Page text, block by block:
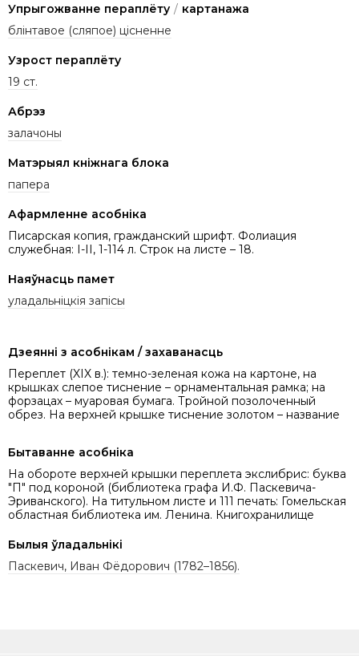
Упрыгожванне пераплёту / картанажа
блінтавое (сляпое) цісненне
Узрост пераплёту
19 ст.
Абрэз
залачоны
Матэрыял кніжнага блока
папера
Афармленне асобніка
Писарская копия, гражданский шрифт. Фолиация
служебная: I-II, 1-114 л. Строк на листе – 18.
Наяўнасць памет
уладальніцкія запісы
Дзеянні з асобнікам / захаванасць
Переплет (XIX в.): темно-зеленая кожа на картоне, на
крышках слепое тиснение – орнаментальная рамка; на
форзацах – муаровая бумага. Тройной позолоченный
обрез. На верхней крышке тиснение золотом – название
Бытаванне асобніка
На обороте верхней крышки переплета экслибрис: буква
"П" под короной (библиотека графа И.Ф. Паскевича-
Эриванского). На титульном листе и 111 печать: Гомельская
областная библиотека им. Ленина. Книгохранилище
Былыя ўладальнікі
Паскевич, Иван Фёдорович (1782–1856).